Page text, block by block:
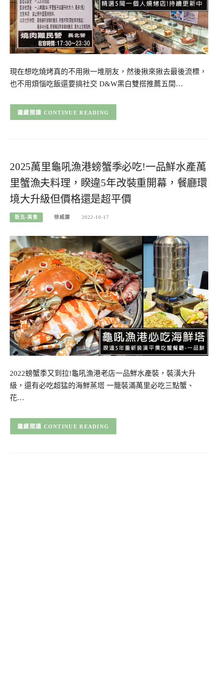
現在想吃燒烤真的不用揪一堆朋友，然後揪來揪去最後流標，
也不用煩惱吃飯還要搞社交 D&W黑白雙搭推薦五間…
CONTINUE READING
2025萬里龜吼漁港螃蟹季必吃!一品鮮水產萬
里蟹漁夫料理，睽違5年改裝重開幕，餐廳環
境大升級但價格還是超平價
新北-美食 徐威廉 2022-10-17
2022螃蟹季又到拉!龜吼漁港老店一品鮮水產裝，裝潢大升
級，還有必吃超猛的海鮮蒸塔 一籠裝滿萬里必吃三點蟹、
花…
CONTINUE READING